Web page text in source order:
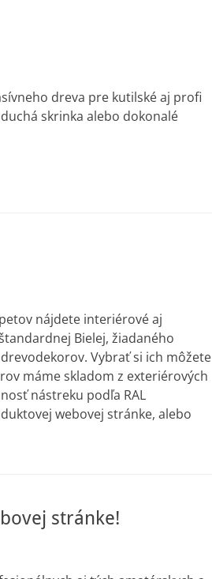
dreva pre kutilské aj profi
skrinka alebo dokonalé
nájdete interiérové aj
Bielej, žiadaného
Vybrať si ich môžete
máme skladom z exteriérových
nástreku podľa RAL
webovej stránke, alebo
stránke!